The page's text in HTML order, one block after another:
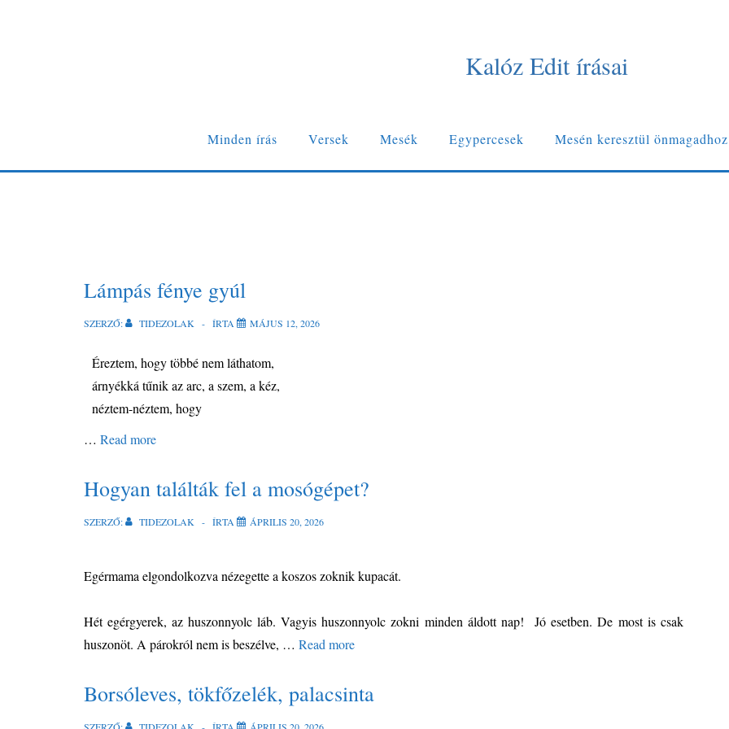
Kalóz Edit írásai
Minden írás Versek Mesék Egypercesek Mesén keresztül önmagadhoz
Lámpás fénye gyúl
SZERZŐ: TIDEZOLAK ÍRTA MÁJUS 12, 2026
Éreztem, hogy többé nem láthatom,
árnyékká tűnik az arc, a szem, a kéz,
néztem-néztem, hogy
… Read more
Hogyan találták fel a mosógépet?
SZERZŐ: TIDEZOLAK ÍRTA ÁPRILIS 20, 2026
Egérmama elgondolkozva nézegette a koszos zoknik kupacát.
Hét egérgyerek, az huszonnyolc láb. Vagyis huszonnyolc zokni minden áldott nap! Jó esetben. De most is csak
huszonöt. A párokról nem is beszélve, … Read more
Borsóleves, tökfőzelék, palacsinta